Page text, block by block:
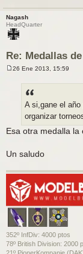
Nagash
HeadQuarter
Re: Medallas
26 Ene 2013, 15:59
A si,gane el
organizar
Esa otra medalla la
Un saludo
352º InfDiv: 4000 ptos
78º British Division: 2000